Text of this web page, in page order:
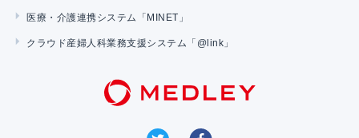
医療・介護連携システム「MINET」
クラウド産婦人科業務支援システム「@link」